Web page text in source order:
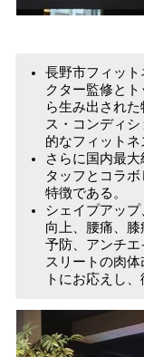
長野市フィット
クター監修と
ら生み出され
ス・コンディ
的なフィット
さらに国内最
タッフとコラ
特徴である。
シェイプアッ
向上、腰痛、
予防、アンチ
スリートの肉
トにお応えし